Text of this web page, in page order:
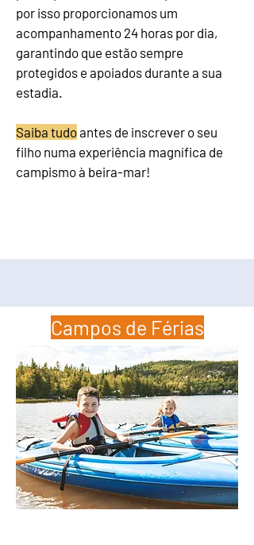
por isso proporcionamos um
acompanhamento 24 horas por dia,
garantindo que estão sempre
protegidos e apoiados durante a sua
estadia.
Saiba tudoantes de inscrever o seu
filho numa experiência magnífica de
campismo à beira-mar!
Campos de Férias